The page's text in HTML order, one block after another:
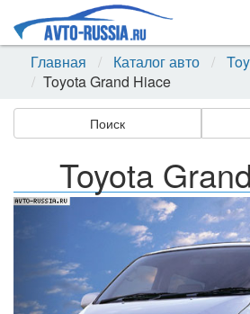
Главная
Каталог авто
Toyota Grand Hiace
Поиск
Toyota
Назад